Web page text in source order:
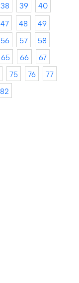
38 39
40
47 48
49
56 57
58
65 66
67
75 76
77
82